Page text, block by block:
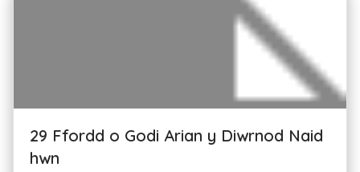
29 Ffordd o Godi Arian y Diwrnod Naid
hwn